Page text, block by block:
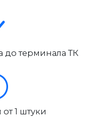
до терминала ТК
1 штуки